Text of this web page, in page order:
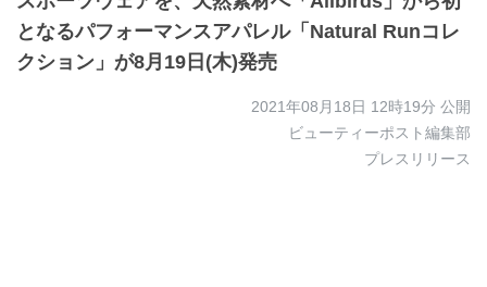
となるパフォーマンスアパレル「Natural Runコレ
クション」が8月19日(木)発売
2021年08月18日 12時19分 公開
ビューティーポスト編集部
プレスリリース